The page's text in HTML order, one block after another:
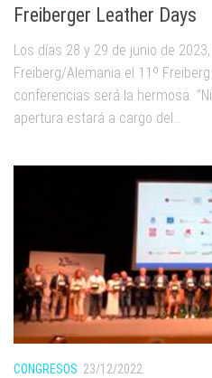
Freiberger Leather Days
Los días 28 y 29 de junio de
Freiberg/Alemania el 11º
conferencias será la hermosa
apertura estará a cargo del...
CONGRESOS 23/12/2022